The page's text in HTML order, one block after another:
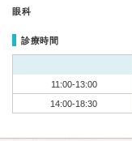
眼科
診療時間
11:00-13:00
14:00-18:30